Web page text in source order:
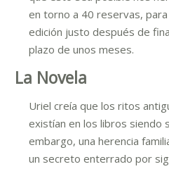
en torno a 40 reservas,
edición justo después de
plazo de unos meses.
La Novela
Uriel creía que los ritos
existían en los libros siendo
embargo, una herencia
un secreto enterrado por